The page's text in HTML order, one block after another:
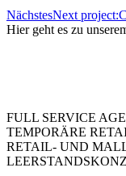
NächstesNext project:
Hier geht es zu
FULL SERVICE
TEMPORÄRE
RETAIL- UND